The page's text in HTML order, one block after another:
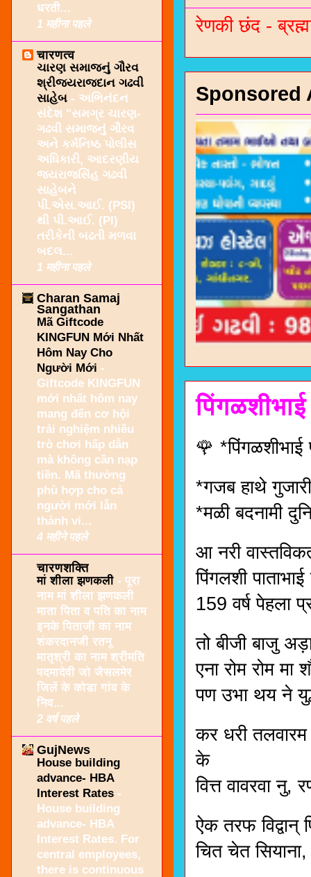
रेणकी छंद -
Sponsored
🌹 *पिंगळशीभाई
*गजब हाथे
*मळी बदनामी
आ नरी
पिंगलशी
159 वर्ष पेहला
तो बीजी बाजु
एना रोम रोम मा
पण उभा थय ने
कर धरी
के
वित्त वावरवा नु,
ऐक तरफ
चित चेत
धरती...
1 महीना पहले
चारणत्व
ચારણ સમાજનું ગૌરવ
શ્રીજયરાજદાન ગઢવી
સાહેબ - અભિનંદન
સંદેશ "સમગ્ર ચારણ-
ગઢવી સમાજનું ગૌરવ
અને કર્મનિષ્ઠ પોલીસ
અધિકારી, આદરણીય
જયરાજસિંહ ગઢવી
સાહેબને
પી.એસ.આઈ. (PSI)
થી પી.આઈ. (PI)
તરીકેની બઢતી મળવા
બદલ...
1 महीना पहले
Charan Samaj
Sangathan
Mã Giftcode
KINGFUN Mới Nhất
Hôm Nay Cho
Người Mới -
Giftcode KINGFUN
mới nhất hôm nay
mang đến cơ hội
trải nghiệm nhiều
trò chơi hấp dẫn
mà không cần nạp
tiền. Mã thưởng
phù hợp cho cả
người mới lẫn
thành vi...
4 महीने पहले
चारणशक्ति
मां शीला झणकली - पूरा
नाम मां शीला झणकली
माता पिता व पति का नाम
इनके पिताजी का नाम
शंकरदानजी रतनू
मातृश्री का नाम श्रीमति
पदमादेवी जो जैसलमेर
जिलें के कोडा गांव के
निव...
2 वर्ष पहले
GujNews
House building
advance- HBA
Interest Rates -
House building
advance- HBA
Interest Rates. For
central employees,
there is continuous